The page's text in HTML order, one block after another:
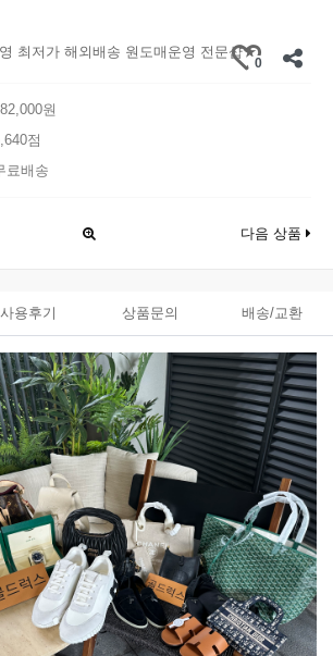
최저가 해외배송 원도매운영 전문샵★
0
원
점
료배송
다음 상품
사용후기 상품문의 배송/교환